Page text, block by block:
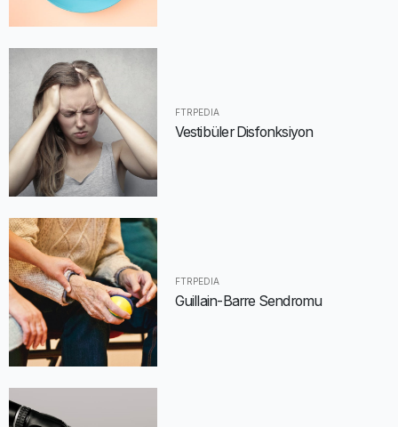
FTRPEDIA
Vestibüler Disfonksiyon
FTRPEDIA
Guillain-Barre Sendromu